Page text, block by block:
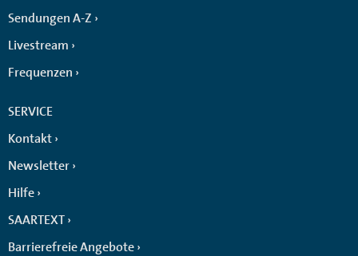
Sendungen A-Z
Livestream
Frequenzen
SERVICE
Kontakt
Newsletter
Hilfe
SAARTEXT
Barrierefreie Angebote